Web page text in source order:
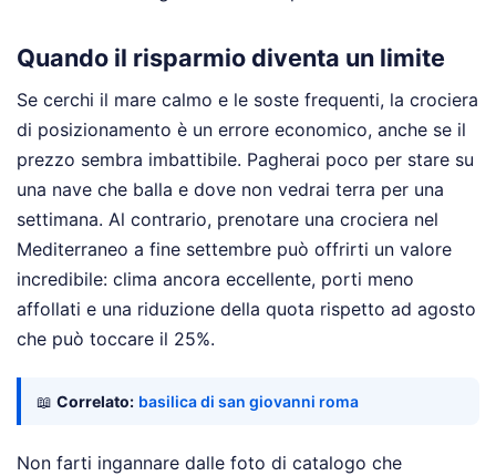
Quando il risparmio diventa un limite
Se cerchi il mare calmo e le soste frequenti, la crociera
di posizionamento è un errore economico, anche se il
prezzo sembra imbattibile. Pagherai poco per stare su
una nave che balla e dove non vedrai terra per una
settimana. Al contrario, prenotare una crociera nel
Mediterraneo a fine settembre può offrirti un valore
incredibile: clima ancora eccellente, porti meno
affollati e una riduzione della quota rispetto ad agosto
che può toccare il 25%.
📖 Correlato: basilica di san giovanni roma
Non farti ingannare dalle foto di catalogo che